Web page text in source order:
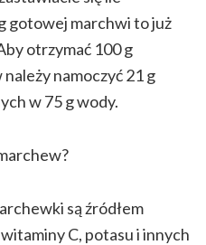
gotowej marchwi to już
otrzymać 100 g
namoczyć 21 g
w 75 g wody.
są źródłem
C, potasu i innych